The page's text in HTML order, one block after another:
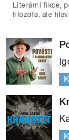
Literární fikce,
filozofa, ale